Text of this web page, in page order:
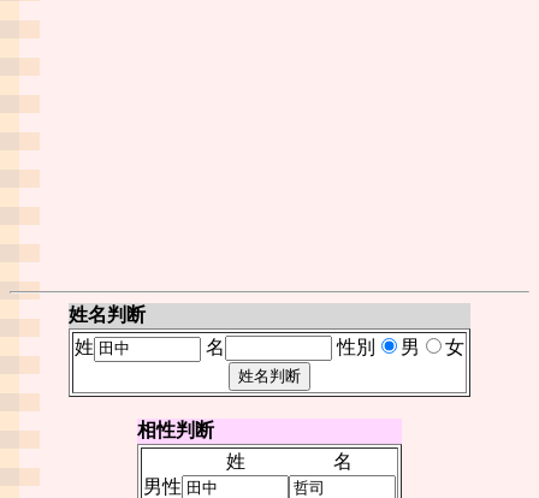
姓名判断
姓
名 性別 男 女
相性判断
姓
名
男性